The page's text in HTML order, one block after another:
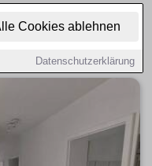
Cookies ablehnen
Datenschutzerklärung
ruhige Lage,
im Blick – mit klarer